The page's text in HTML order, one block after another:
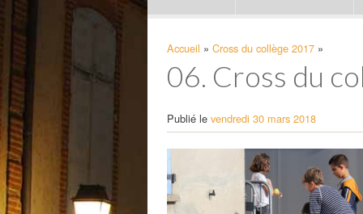
Pharmacies de garde
Accueil » Cross du collège 2017 »
06. Cross du
Publié le vendredi 30 mars 2018